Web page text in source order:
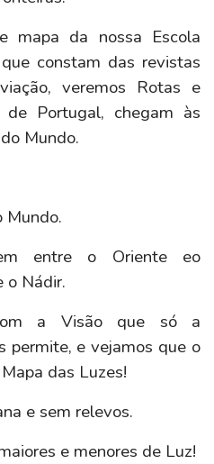
mapa da nossa Escola
constam das revistas
veremos Rotas e
de Portugal, chegam às
Mundo.
Mundo.
entre o Oriente eo
o Nádir.
a Visão que só a
permite, e vejamos que o
das Luzes!
e sem relevos.
e menores de Luz!